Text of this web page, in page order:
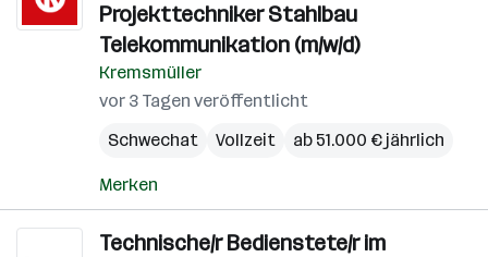
Projekttechniker Stahlbau
Telekommunikation (m/w/d)
Kremsmüller
vor 3 Tagen veröffentlicht
Schwechat
Vollzeit ab 51.000 € jährlich
Merken
Technische/r Bedienstete/r im